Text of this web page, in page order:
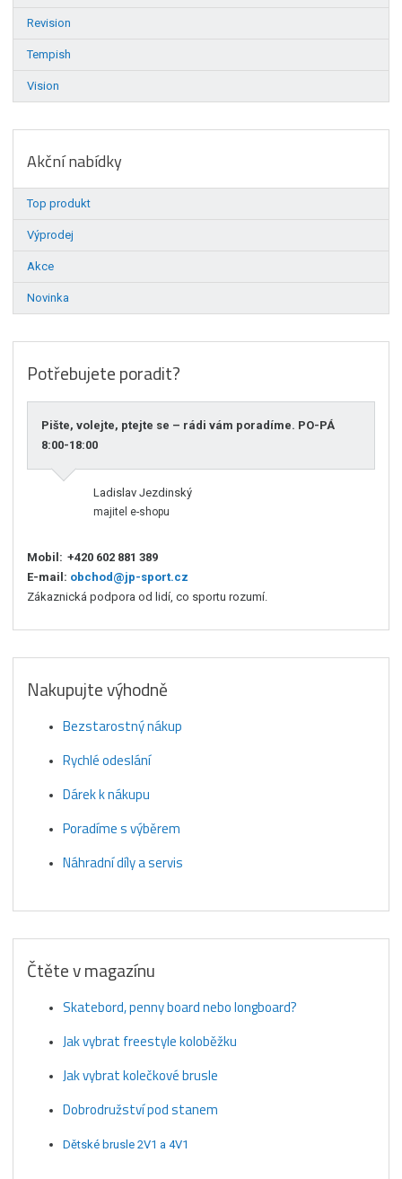
Revision
Tempish
Vision
Akční nabídky
Top produkt
Výprodej
Akce
Novinka
Potřebujete poradit?
Pište, volejte, ptejte se – rádi vám poradíme. PO-PÁ
8:00-18:00
Ladislav Jezdinský
majitel e-shopu
Mobil: +420 602 881 389
E-mail: obchod@jp-sport.cz
Zákaznická podpora od lidí, co sportu rozumí.
Nakupujte výhodně
Bezstarostný nákup
Rychlé odeslání
Dárek k nákupu
Poradíme s výběrem
Náhradní díly a servis
Čtěte v magazínu
Skatebord, penny board nebo longboard?
Jak vybrat freestyle koloběžku
Jak vybrat kolečkové brusle
Dobrodružství pod stanem
Dětské brusle 2V1 a 4V1